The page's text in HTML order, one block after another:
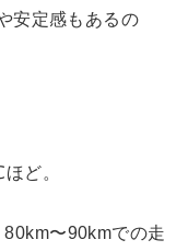
安定感もあるの
ど。
〜90kmでの走